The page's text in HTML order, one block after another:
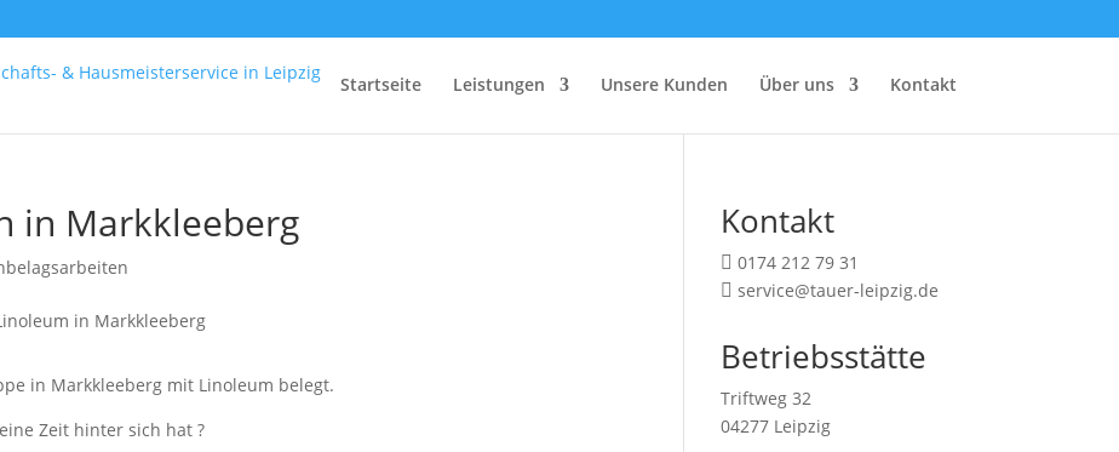
Startseite Leistungen Unsere Kunden Über uns Kontakt
in Markkleeberg
in Markkleeberg mit Linoleum belegt.
Zeit hinter sich hat ?
Kontakt
 0174 212 79 31
 service@tauer-leipzig.de
Betriebsstätte
Triftweg 32
04277 Leipzig